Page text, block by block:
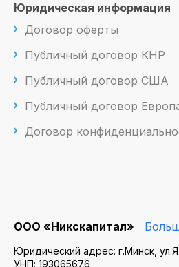
Юридическая информация
Договор оферты
Публичный договор КНР
Публичный договор США
Публичный договор
Договор
ООО «Никскапитал»
Юридический адрес: г.Минск,
УНП: 193065676